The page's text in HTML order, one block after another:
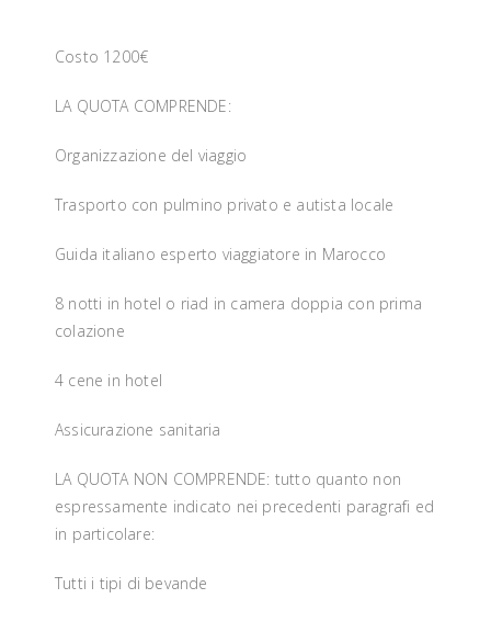
Costo 1200€
LA QUOTA COMPRENDE:
Organizzazione del viaggio
Trasporto con pulmino privato e autista locale
Guida italiano esperto viaggiatore in Marocco
8 notti in hotel o riad in camera doppia con prima
colazione
4 cene in hotel
Assicurazione sanitaria
LA QUOTA NON COMPRENDE: tutto quanto non
espressamente indicato nei precedenti paragrafi ed
in particolare:
Tutti i tipi di bevande